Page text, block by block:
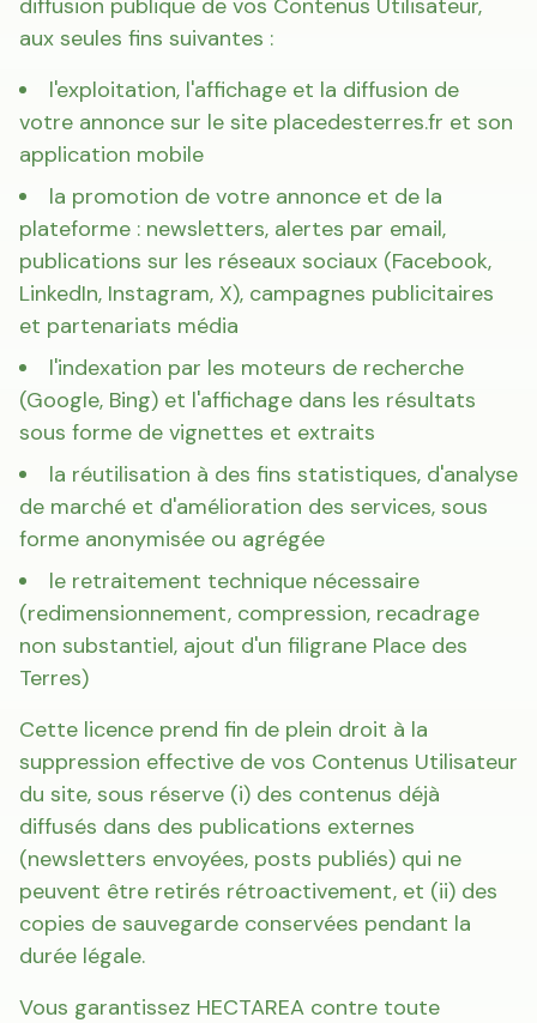
diffusion publique de vos Contenus Utilisateur,
aux seules fins suivantes :
l'exploitation, l'affichage et la diffusion de
votre annonce sur le site placedesterres.fr et son
application mobile
la promotion de votre annonce et de la
plateforme : newsletters, alertes par email,
publications sur les réseaux sociaux (Facebook,
LinkedIn, Instagram, X), campagnes publicitaires
et partenariats média
l'indexation par les moteurs de recherche
(Google, Bing) et l'affichage dans les résultats
sous forme de vignettes et extraits
la réutilisation à des fins statistiques, d'analyse
de marché et d'amélioration des services, sous
forme anonymisée ou agrégée
le retraitement technique nécessaire
(redimensionnement, compression, recadrage
non substantiel, ajout d'un filigrane Place des
Terres)
Cette licence prend fin de plein droit à la
suppression effective de vos Contenus Utilisateur
du site, sous réserve (i) des contenus déjà
diffusés dans des publications externes
(newsletters envoyées, posts publiés) qui ne
peuvent être retirés rétroactivement, et (ii) des
copies de sauvegarde conservées pendant la
durée légale.
Vous garantissez HECTAREA contre toute